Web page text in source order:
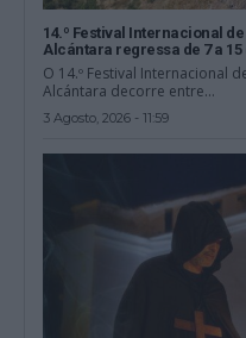
14.º Festival Internacional
Alcántara regressa de 7 a 15
O 14.º Festival Internacional
Alcántara decorre entre...
3 Agosto, 2026 - 11:59